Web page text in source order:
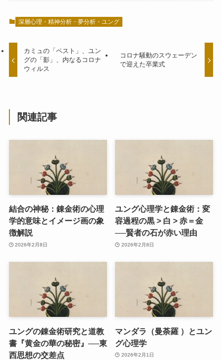
深層心理・精神分析・夢分析・ユング
カミュの「ペスト」、ユン
グの「影」、内なるコロナ
ウィルス
コロナ騒動のスウェーデン
で迎えた卒業式
関連記事
結合の神秘：錬金術の心理
学的意味とイメージ画の象
徴解説
2026年2月8日
ユング心理学と錬金術：変
容過程の黒 > 白 > 赤＝金
──賢者の石が赤い理由
2026年2月8日
ユングの錬金術研究と道教
書『黄金の華の秘密』──東
西思想の交差点
マンダラ（曼荼羅 ）とユン
グ心理学
2026年2月1日